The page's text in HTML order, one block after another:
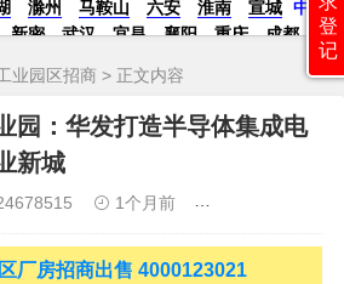
滁州 马鞍山 六安 淮南 宣城 中
新密 武汉 宜昌 襄阳 重庆 成都
德
固
三河 霸州 ） 保定 （ 涿州
绵阳 石家庄 沧州 唐山 潍坊
德州
角： 广州 东莞 江门 惠州 肇庆
中
福州 漳州
外园区： 印尼 泰国
均和 平谦迈高 咨询热线： 400-0123-
业园区招商 > 正文内容
园：华发打造半导体集成电
新城
1个月前
厂房招商出售 4000123021
登
记